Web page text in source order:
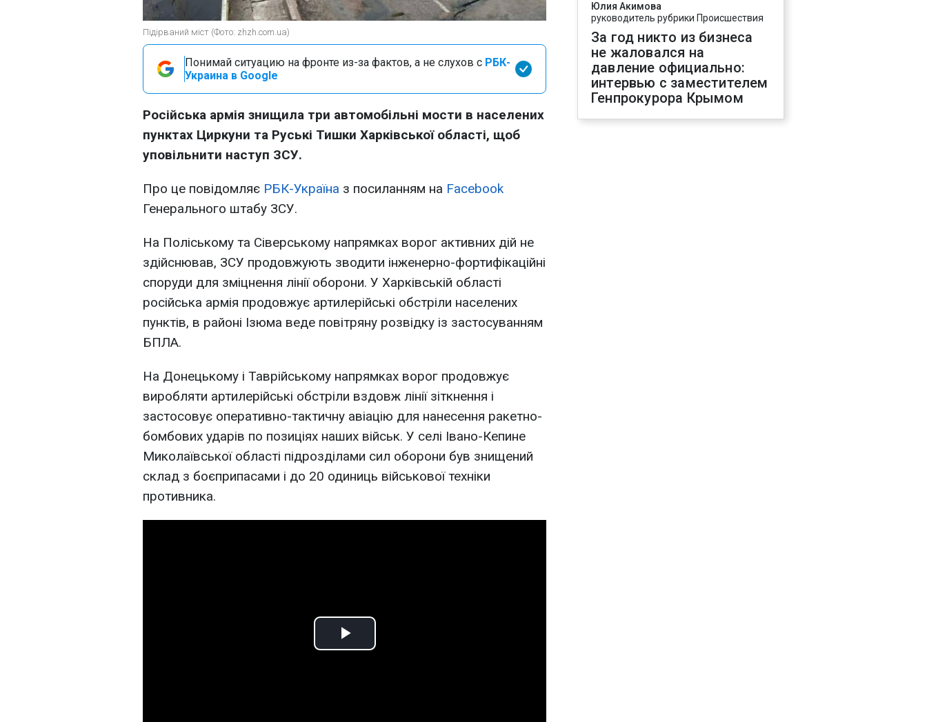
Підірваний міст (Фото: zhzh.com.ua)
Понимай ситуацию на фронте из-за фактов, а не слухов с РБК-
Украина в Google
Російська армія знищила три автомобільні мости в населених
пунктах Циркуни та Руські Тишки Харківської області, щоб
уповільнити наступ ЗСУ.
Про це повідомляє РБК-Україна з посиланням на Facebook
Генерального штабу ЗСУ.
На Поліському та Сіверському напрямках ворог активних дій не
здійснював, ЗСУ продовжують зводити інженерно-фортифікаційні
споруди для зміцнення лінії оборони. У Харківській області
російська армія продовжує артилерійські обстріли населених
пунктів, в районі Ізюма веде повітряну розвідку із застосуванням
БПЛА.
На Донецькому і Таврійському напрямках ворог продовжує
виробляти артилерійські обстріли вздовж лінії зіткнення і
застосовує оперативно-тактичну авіацію для нанесення ракетно-
бомбових ударів по позиціях наших військ. У селі Івано-Кепине
Миколаївської області підрозділами сил оборони був знищений
склад з боєприпасами і до 20 одиниць військової техніки
противника.
Play
Юлия Акимова
руководитель рубрики Происшествия
За год никто из бизнеса
не жаловался на
давление официально:
интервью с заместителем
Генпрокурора Крымом